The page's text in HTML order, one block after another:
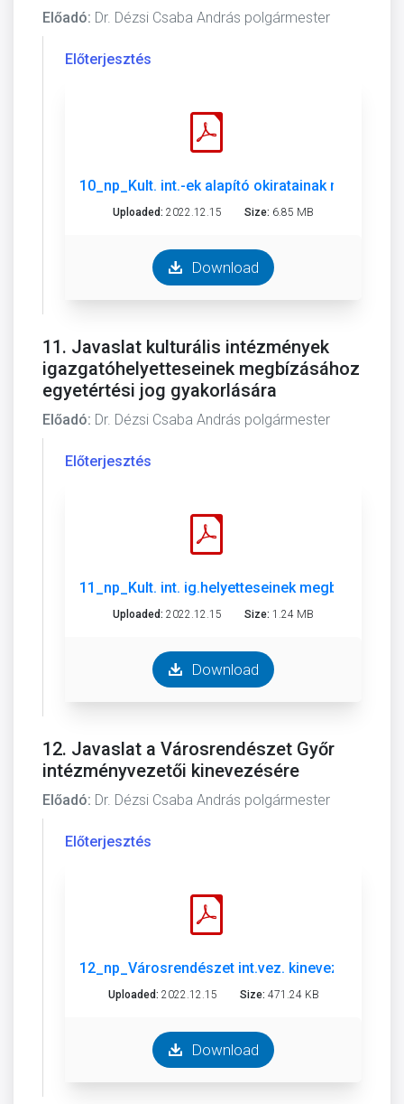
Előadó: Dr. Dézsi Csaba András polgármester
Előterjesztés
10_np_Kult. int.-ek alapító okiratainak mód.pdf
Uploaded: 2022.12.15 Size: 6.85 MB
Download
11. Javaslat kulturális intézmények
igazgatóhelyetteseinek megbízásához
egyetértési jog gyakorlására
Előadó: Dr. Dézsi Csaba András polgármester
Előterjesztés
11_np_Kult. int. ig.helyetteseinek
Uploaded: 2022.12.15 Size: 1.24 MB
Download
12. Javaslat a Városrendészet Győr
intézményvezetői kinevezésére
Előadó: Dr. Dézsi Csaba András polgármester
Előterjesztés
12_np_Városrendészet int.vez. kinevezés.pdf
Uploaded: 2022.12.15 Size: 471.24 KB
Download